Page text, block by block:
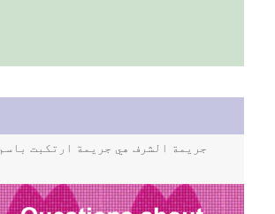
جريمة الشرف هي جريمة ارتكبت